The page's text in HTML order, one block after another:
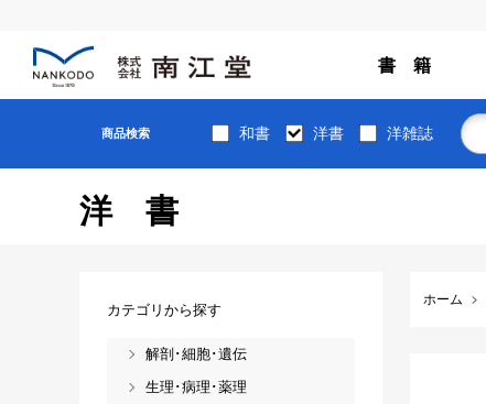
書 籍
商品検索 和書 洋書 洋雑誌
洋書
ホーム
カテゴリから探す
解剖･細胞･遺伝
生理･病理･薬理